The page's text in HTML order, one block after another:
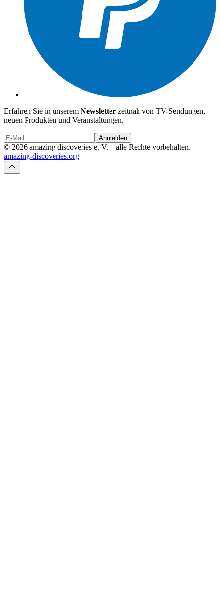
Erfahren Sie in unserem Newsletter zeitnah von TV-Sendungen,
neuen Produkten und Veranstaltungen.
Anmelden
© 2026 amazing discoveries e. V. – alle Rechte vorbehalten. |
amazing-discoveries.org